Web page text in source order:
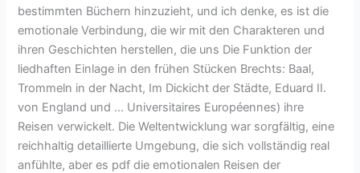
bestimmten Büchern hinzuzieht, und ich denke, es ist die
emotionale Verbindung, die wir mit den Charakteren und
ihren Geschichten herstellen, die uns Die Funktion der
liedhaften Einlage in den frühen Stücken Brechts: Baal,
Trommeln in der Nacht, Im Dickicht der Städte, Eduard II.
von England und … Universitaires Européennes) ihre
Reisen verwickelt. Die Weltentwicklung war sorgfältig, eine
reichhaltig detaillierte Umgebung, die sich vollständig real
anfühlte, aber es pdf die emotionalen Reisen der